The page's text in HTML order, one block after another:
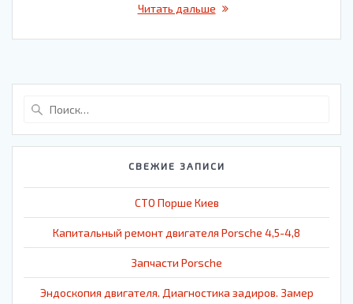
Читать дальше
СВЕЖИЕ ЗАПИСИ
СТО Порше Киев
Капитальный ремонт двигателя Porsche 4,5-4,8
Запчасти Porsche
Эндоскопия двигателя. Диагностика задиров. Замер